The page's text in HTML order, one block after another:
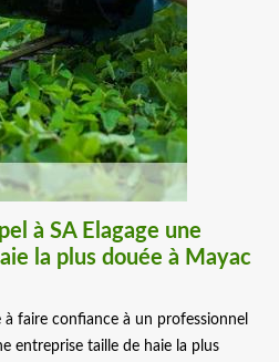
à SA Elagage une
la plus douée à Mayac
faire confiance à un professionnel
entreprise taille de haie la plus